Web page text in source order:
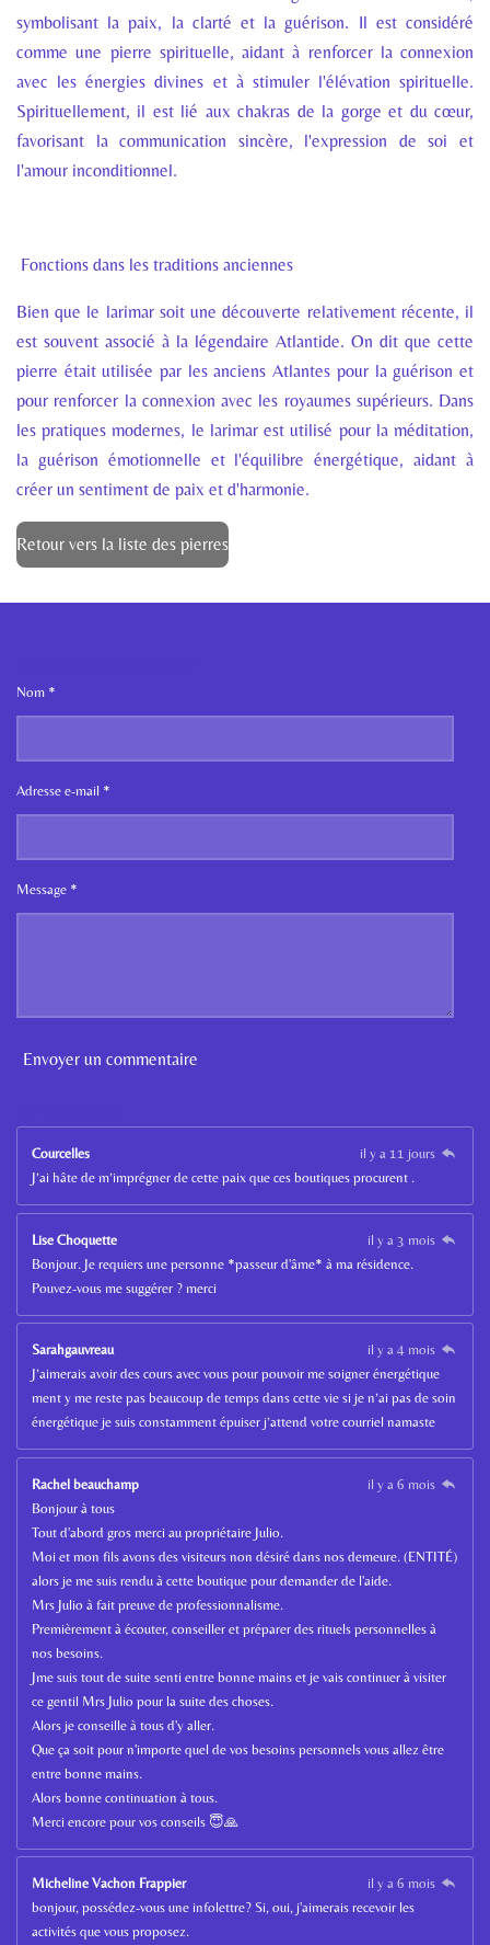
symbolisant la paix, la clarté et la guérison. Il est considéré
comme une pierre spirituelle, aidant à renforcer la connexion
avec les énergies divines et à stimuler l'élévation spirituelle.
Spirituellement, il est lié aux chakras de la gorge et du cœur,
favorisant la communication sincère, l'expression de soi et
l'amour inconditionnel.
Fonctions dans les traditions anciennes
Bien que le larimar soit une découverte relativement récente, il
est souvent associé à la légendaire Atlantide. On dit que cette
pierre était utilisée par les anciens Atlantes pour la guérison et
pour renforcer la connexion avec les royaumes supérieurs. Dans
les pratiques modernes, le larimar est utilisé pour la méditation,
la guérison émotionnelle et l'équilibre énergétique, aidant à
créer un sentiment de paix et d'harmonie.
Retour vers la liste des pierres
Nom *
Adresse e-mail *
Message *
Envoyer un commentaire
Courcelles
il y a 11 jours
J’ai hâte de m’imprégner de cette paix que ces boutiques procurent .
Lise Choquette
il y a 3 mois
Bonjour. Je requiers une personne *passeur d'âme* à ma résidence.
Pouvez-vous me suggérer ? merci
Sarahgauvreau
il y a 4 mois
J’aimerais avoir des cours avec vous pour pouvoir me soigner énergétique
ment y me reste pas beaucoup de temps dans cette vie si je n’ai pas de soin
énergétique je suis constamment épuiser j’attend votre courriel namaste
Rachel beauchamp
il y a 6 mois
Bonjour à tous
Tout d'abord gros merci au propriétaire Julio.
Moi et mon fils avons des visiteurs non désiré dans nos demeure. (ENTITÉ)
alors je me suis rendu à cette boutique pour demander de l'aide.
Mrs Julio à fait preuve de professionnalisme.
Premièrement à écouter, conseiller et préparer des rituels personnelles à
nos besoins.
Jme suis tout de suite senti entre bonne mains et je vais continuer à visiter
ce gentil Mrs Julio pour la suite des choses.
Alors je conseille à tous d'y aller.
Que ça soit pour n'importe quel de vos besoins personnels vous allez être
entre bonne mains.
Alors bonne continuation à tous.
Merci encore pour vos conseils 😇🙏
Micheline Vachon Frappier
il y a 6 mois
bonjour, possédez-vous une infolettre? Si, oui, j'aimerais recevoir les
activités que vous proposez.